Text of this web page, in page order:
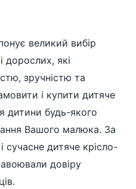
великий вибір
дорослих, які
зручністю та
і купити дитяче
дитини будь-якого
Вашого малюка. За
сучасне дитяче крісло-
довіру